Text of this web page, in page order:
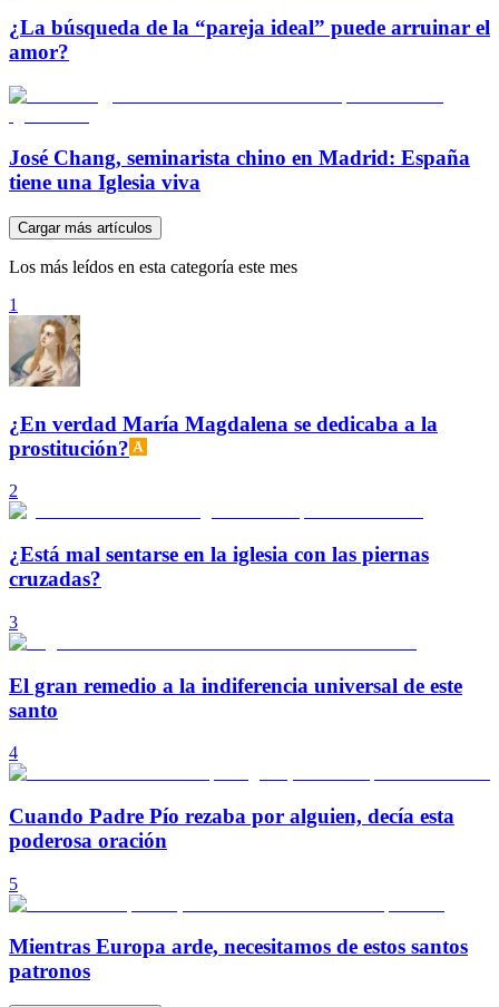
¿La búsqueda de la “pareja ideal” puede arruinar el
amor?
José Chang, seminarista chino en Madrid: España
tiene una Iglesia viva
Cargar más artículos
Los más leídos en esta categoría este mes
1
¿En verdad María Magdalena se dedicaba a la
prostitución?
2
¿Está mal sentarse en la iglesia con las piernas
cruzadas?
3
El gran remedio a la indiferencia universal de este
santo
4
Cuando Padre Pío rezaba por alguien, decía esta
poderosa oración
5
Mientras Europa arde, necesitamos de estos santos
patronos